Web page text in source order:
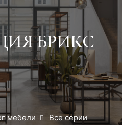
БРИКС
мебели Все серии